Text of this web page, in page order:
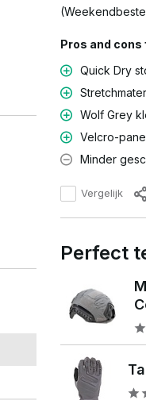
Pros and cons
Quick Dry
Wolf Grey
Velcro-
Minder
Vergelijk
Perfect